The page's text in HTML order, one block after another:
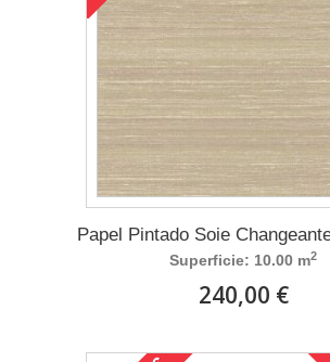
Papel Pintado Soie
Superficie: 10.00 m2
240,00 €